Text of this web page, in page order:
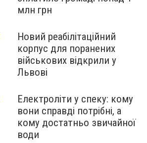
млн грн
Новий реабілітаційний
корпус для поранених
військових відкрили у
Львові
Електроліти у спеку: кому
вони справді потрібні, а
кому достатньо звичайної
води